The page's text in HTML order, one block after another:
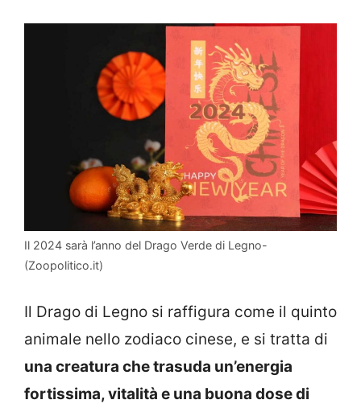
Il 2024 sarà l’anno del Drago Verde di Legno-
(Zoopolitico.it)
Il Drago di Legno si raffigura come il quinto
animale nello zodiaco cinese, e si tratta di
una creatura che trasuda un’energia
fortissima, vitalità e una buona dose di